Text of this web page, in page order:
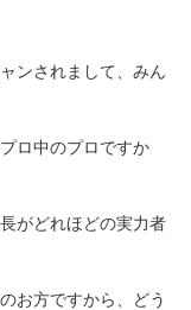
ンされまして、みん
ロ中のプロですか
がどれほどの実力者
お方ですから、どう